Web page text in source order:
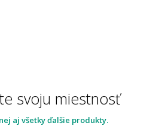
svoju miestnosť
aj všetky ďalšie produkty.